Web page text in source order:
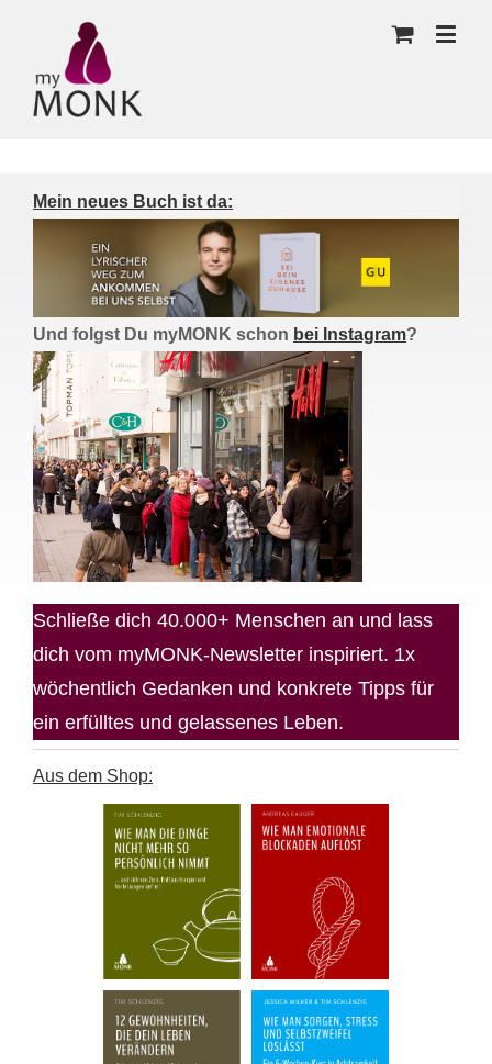
Mein neues Buch ist da:
Und folgst Du myMONK schon bei Instagram?
Schließe dich 40.000+ Menschen an und lass
dich vom myMONK-Newsletter inspiriert. 1x
wöchentlich Gedanken und konkrete Tipps für
ein erfülltes und gelassenes Leben.
Aus dem Shop: